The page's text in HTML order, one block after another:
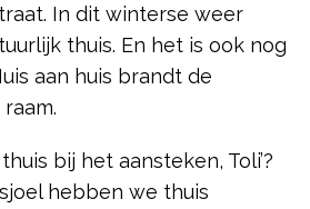
In dit winterse weer
thuis. En het is ook nog
aan huis brandt de
bij het aansteken, Toli’?
sjoel hebben we thuis